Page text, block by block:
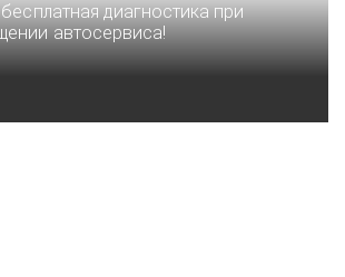
диагностика при
автосервиса!